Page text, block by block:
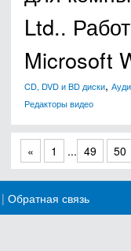
Ltd..
Microsoft
CD, DVD и BD диски,
Редакторы видео
« 1 ... 49 50
| Обратная связь